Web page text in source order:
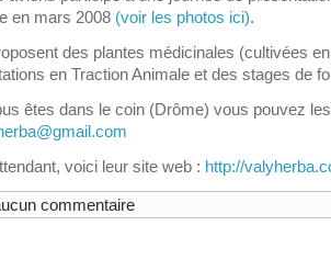
en mars 2008 (voir les photos ici).
des plantes médicinales (cultivées
en Traction Animale et des stages de
êtes dans le coin (Drôme) vous pouvez
voici leur site web : http://
commentaire